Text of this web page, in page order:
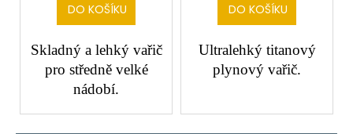
DO KOŠÍKU
Skladný a lehký vařič
pro středně velké
nádobí.
DO KOŠÍKU
Ultralehký titanový
plynový vařič.